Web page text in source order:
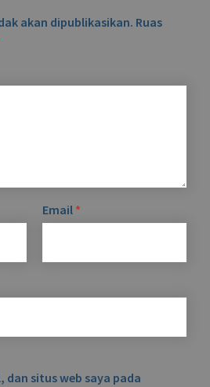
akan dipublikasikan. Ruas
Email *
dan situs web saya pada